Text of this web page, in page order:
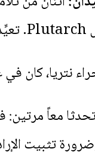
نتريا، كان
كاسيان سنة 395م
تثبيت